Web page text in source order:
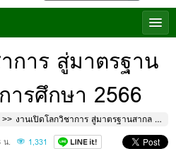
การ สู่มาตรฐาน
ารศึกษา 2566
งานเปิดโลกวิชาการ สู่มาตรฐานสากล ประจำปีการศึกษา 2566
น. 1,331